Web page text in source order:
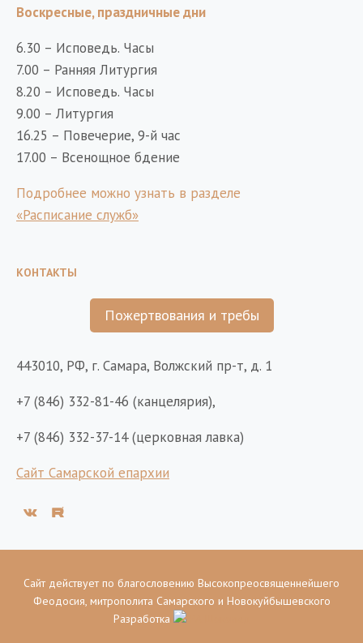
Воскресные, праздничные дни
6.30 – Исповедь. Часы
7.00 – Ранняя Литургия
8.20 – Исповедь. Часы
9.00 – Литургия
16.25 – Повечерие, 9-й час
17.00 – Всенощное бдение
Подробнее можно узнать в разделе
«Расписание служб»
КОНТАКТЫ
Пожертвования и требы
443010, РФ, г. Самара, Волжский пр-т, д. 1
+7 (846) 332-81-46 (канцелярия),
+7 (846) 332-37-14 (церковная лавка)
Сайт Самарской епархии
Сайт действует по благословению Высокопреосвященнейшего
Феодосия, митрополита Самарского и Новокуйбышевского
Разработка
РА Шоколад